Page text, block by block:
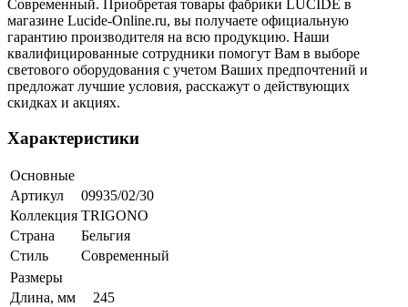
Современный. Приобретая товары фабрики LUCIDE в
магазине Lucide-Online.ru, вы получаете официальную
гарантию производителя на всю продукцию. Наши
квалифицированные сотрудники помогут Вам в выборе
светового оборудования с учетом Ваших предпочтений и
предложат лучшие условия, расскажут о действующих
скидках и акциях.
Характеристики
Основные
Артикул
09935/02/30
Коллекция TRIGONO
Страна
Бельгия
Стиль
Современный
Размеры
Длина, мм
245